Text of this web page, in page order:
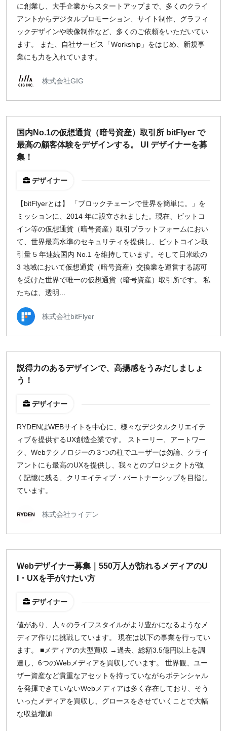
に創業し、大手企業からスタートアップまで、多くのクライ
アントからデジタルプロモーション、サイト制作、グラフィ
ックデザインや映像制作など、多くのご依頼をいただいてい
ます。 また、自社サービス「Workship」をはじめ、新規事
業にも力を入れています。
株式会社GIG
国内No.1の仮想通貨（暗号資産）取引所 bitFlyer で
最高の顧客体験をデザインする。 UI デザイナーを募
集！
デザイナー
【bitFlyerとは】 「ブロックチェーンで世界を簡単に。」を
ミッションに、2014 年に設立されました。現在、ビットコ
イン等の仮想通貨（暗号資産）取引プラットフォームにおい
て、世界最高水準のセキュリティを提供し、ビットコイン取
引量 5 年連続国内 No.1 を維持しています。そして日米欧の
3 地域において仮想通貨（暗号資産）交換業を運営する認可
を受けた世界で唯一の仮想通貨（暗号資産）取引所です。 私
たちは、透明...
株式会社bitFlyer
説得力のあるデザインで、高揚感をうみだしましょ
う！
デザイナー
RYDENはWEBサイトを中心に、様々なデジタルクリエイテ
ィブを提供するUX創造企業です。 ストーリー、アートワー
ク、Webテクノロジーの３つの柱でユーザーは勿論、クライ
アントにも最高のUXを提供し、我々とのプロジェクトが強
く記憶に残る、クリエイティブ・パートナーシップを目指し
ています。
株式会社ライデン
Webデザイナー募集｜550万人が訪れるメディアのU
I・UXを手がけたい方
デザイナー
値があり、人々のライフスタイルがより豊かになるようなメ
ディア作りに挑戦しています。 現在は以下の事業を行ってい
ます。 ■メディアの大型買収 →過去、総額3.5億円以上を調
達し、6つのWebメディアを買収しています。 世界観、ユー
ザー資産など貴重なアセットを持っていながらポテンシャル
を発揮できていないWebメディアは多く存在しており、そう
いったメディアを買収し、グロースをさせていくことで大幅
な収益増加...